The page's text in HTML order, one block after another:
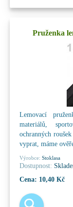
Pruženka
Lemovací
materiálů,
ochranných
vyprat, máme
Výrobce: Stoklasa
Dostupnost:
Cena: 10,40 Kč